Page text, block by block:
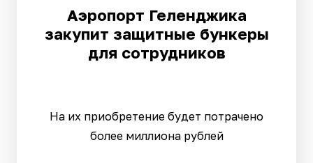
Аэропорт Геленджика
закупит защитные бункеры
для сотрудников
На их приобретение будет потрачено
более миллиона рублей